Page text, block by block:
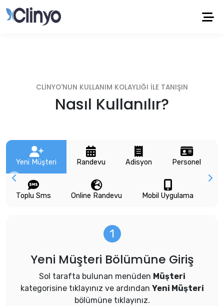
CLİNYO'NUN KULLANIM KOLAYLIĞI İLE TANIŞIN
Nasıl Kullanılır?
Yeni Müşteri Randevu Adisyon Personel
Toplu Sms Online Randevu Mobil Uygulama
Yeni Müşteri Bölümüne Giriş
Sol tarafta bulunan menüden Müşteri
kategorisine tıklayınız ve ardından Yeni Müşteri
bölümüne tıklayınız.